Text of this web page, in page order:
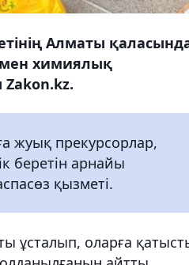
Алматы
мен химиялық
жуық прекурсорлар,
беретін арнайы
қызметі.
ұсталып, оларға